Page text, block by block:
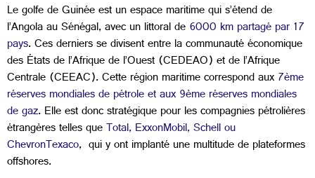
Le golfe de Guinée est un espace maritime qui s’étend de
l’Angola au Sénégal, avec un littoral de6000 km partagé par 17
pays. Ces derniers se divisent entre la communauté économique
des États de l’Afrique de l’Ouest (CEDEAO) et de l’Afrique
Centrale (CEEAC). Cette région maritime correspond aux7ème
réserves mondiales de pétrole et aux 9ème réserves mondiales
de gaz. Elle est donc stratégique pour les compagnies pétrolières
étrangères telles queTotal, ExxonMobil, Schell ou
ChevronTexaco, qui y ont implanté une multitude de plateformes
offshores.